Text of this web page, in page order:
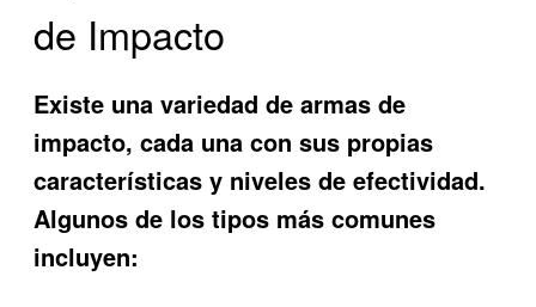
de Impacto
Existe una variedad de armas de
impacto, cada una con sus propias
características y niveles de efectividad.
Algunos de los tipos más comunes
incluyen: